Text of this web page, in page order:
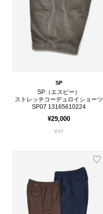
SP
SP（エスピー）
ストレッチコーデュロイショーツ
SP07 13165610224
¥29,000
guji